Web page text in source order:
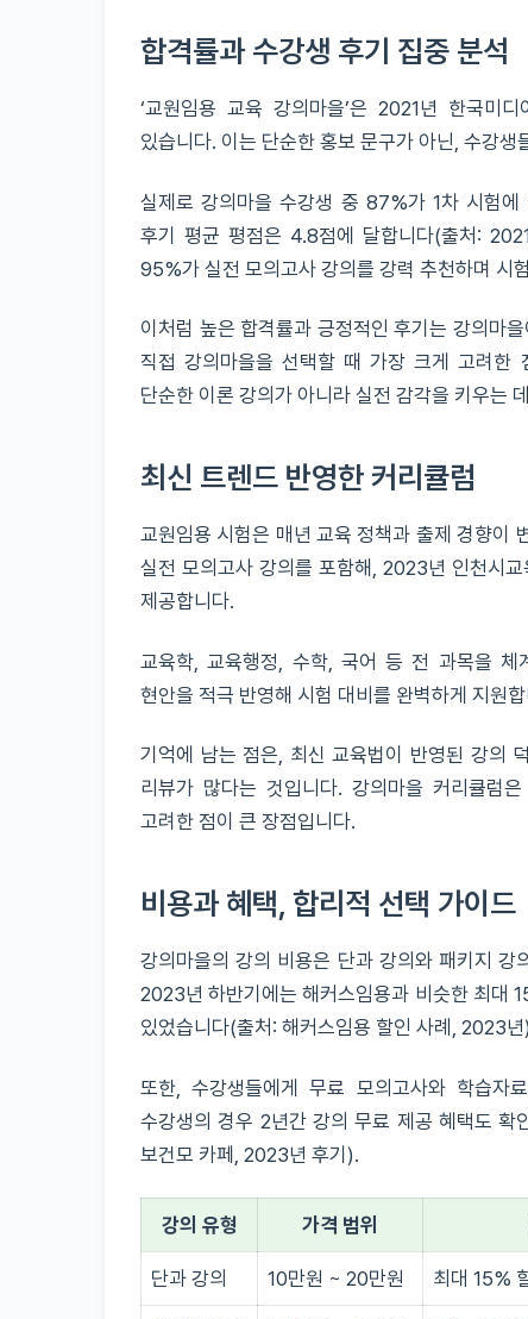
합격률과 수강생 후기 집중 분석
‘교원임용 교육 강의마을’은 2021년 한국미
있습니다. 이는 단순한 홍보 문구가 아닌, 수강
실제로 강의마을 수강생 중 87%가 1차 시험
후기 평균 평점은 4.8점에 달합니다(출처:
95%가 실전 모의고사 강의를 강력 추천하며 시
이처럼 높은 합격률과 긍정적인 후기는 강의마
직접 강의마을을 선택할 때 가장 크게 고려한
단순한 이론 강의가 아니라 실전 감각을 키우는
최신 트렌드 반영한 커리큘럼
교원임용 시험은 매년 교육 정책과 출제 경향이
실전 모의고사 강의를 포함해, 2023년 인천시
제공합니다.
교육학, 교육행정, 수학, 국어 등 전 과목을 체
현안을 적극 반영해 시험 대비를 완벽하게 지원
기억에 남는 점은, 최신 교육법이 반영된 강의
리뷰가 많다는 것입니다. 강의마을 커리큘럼
고려한 점이 큰 장점입니다.
비용과 혜택, 합리적 선택 가이드
강의마을의 강의 비용은 단과 강의와 패키지
2023년 하반기에는 해커스임용과 비슷한 최대
있었습니다(출처: 해커스임용 할인 사례, 2023년
또한, 수강생들에게 무료 모의고사와 학습자
수강생의 경우 2년간 강의 무료 제공 혜택도 확
보건모 카페, 2023년 후기).
강의 유형 가격 범위
단과 강의 10만원 ~ 20만원 최대 15%